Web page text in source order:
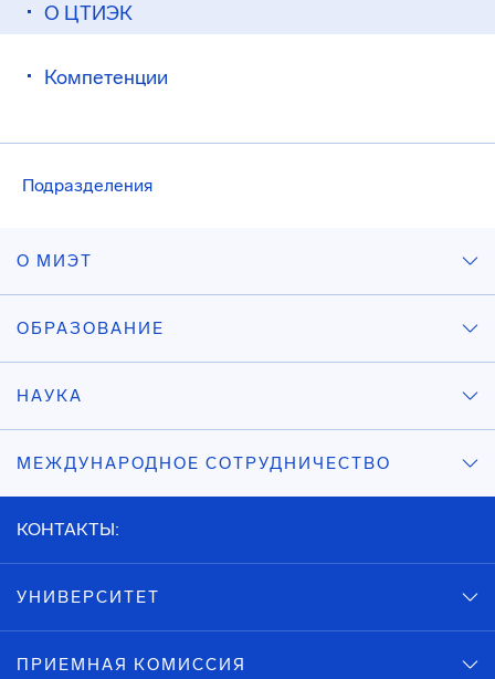
О ЦТИЭК
Компетенции
Подразделения
О МИЭТ
ОБРАЗОВАНИЕ
НАУКА
МЕЖДУНАРОДНОЕ СОТРУДНИЧЕСТВО
КОНТАКТЫ:
УНИВЕРСИТЕТ
ПРИЕМНАЯ КОМИССИЯ